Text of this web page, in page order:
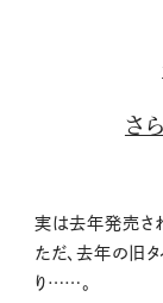
さ
実は去年発売さ
ただ、去年の旧
り……。